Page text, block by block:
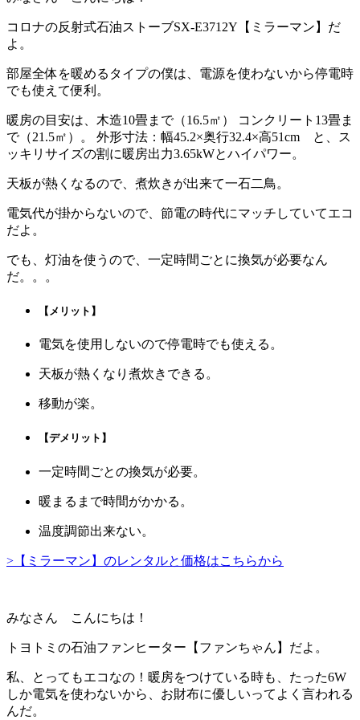
コロナの反射式石油ストーブSX-E3712Y 【ミラーマン】 だ
よ。
部屋全体を暖めるタイプの僕は、電源を使わないから停電時
でも使えて便利。
暖房の目安は、木造10畳まで（16.5㎡） コンクリート13畳ま
で（21.5㎡）。 外形寸法：幅45.2×奥行32.4×高51cm と、ス
ッキリサイズの割に暖房出力3.65kWとハイパワー。
天板が熱くなるので、煮炊きが出来て一石二鳥。
電気代が掛からないので、節電の時代にマッチしていてエコ
だよ。
でも、灯油を使うので、一定時間ごとに換気が必要なん
だ。。。
【メリット】
電気を使用しないので停電時でも使える。
天板が熱くなり煮炊きできる。
移動が楽。
【デメリット】
一定時間ごとの換気が必要。
暖まるまで時間がかかる。
温度調節出来ない。
>【ミラーマン】のレンタルと価格はこちらから
みなさん こんにちは！
トヨトミの石油ファンヒーター 【ファンちゃん】 だよ。
私、とってもエコなの！暖房をつけている時も、たった6W
しか電気を使わないから、お財布に優しいってよく言われる
んだ。